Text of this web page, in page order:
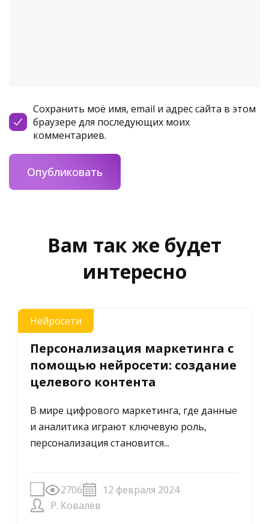
Сохранить моё имя, email и адрес сайта в этом
браузере для последующих моих
комментариев.
Вам так же будет
интересно
Нейросети
Персонализация маркетинга с
помощью нейросети: создание
целевого контента
В мире цифрового маркетинга, где данные
и аналитика играют ключевую роль,
персонализация становится...
2706
12 февраля 2024
Р. Ковалёв